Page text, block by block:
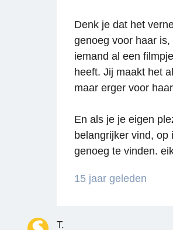
Reageren
Denk je dat het
genoeg voor haar is,
iemand al een
heeft. Jij maakt het
maar erger voor
En als je je eigen
belangrijker vind, op
genoeg te vinden.
15 jaar geleden
T.